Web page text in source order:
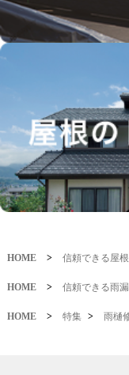
HOME > 信頼できる屋
HOME > 信頼できる雨
HOME > 特集 > 雨樋